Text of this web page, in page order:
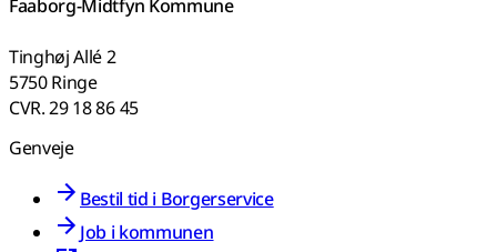
Faaborg-Midtfyn Kommune
Tinghøj Allé 2
5750 Ringe
CVR. 29 18 86 45
Genveje
Bestil tid i Borgerservice
Job i kommunen